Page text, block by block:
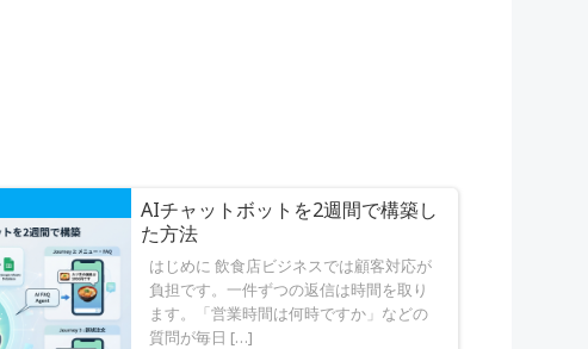
AIチャットボットを2週間で構築し
た方法
はじめに 飲食店ビジネスでは顧客対応が
負担です。一件ずつの返信は時間を取り
ます。「営業時間は何時ですか」などの
質問が毎日 […]